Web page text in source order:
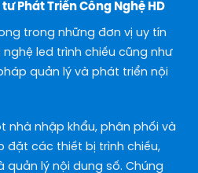
Phát Triển Công Nghệ HD
trong những đơn vị uy tín
led trình chiếu cũng như
quản lý và phát triển nội
nhà nhập khẩu, phân phối và
đặt các thiết bị trình chiếu,
quản lý nội dung số. Chúng